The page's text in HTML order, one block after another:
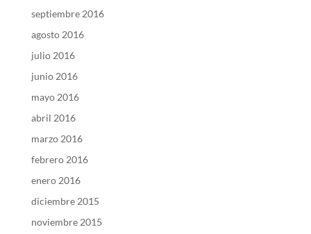
septiembre 2016
agosto 2016
julio 2016
junio 2016
mayo 2016
abril 2016
marzo 2016
febrero 2016
enero 2016
diciembre 2015
noviembre 2015